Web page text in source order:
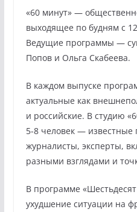
«60 минут» —
выходящее по будням с
Ведущие программы —
Попов и Ольга Скабеева.
В каждом выпуске
актуальные как
и российские. В студию
5-8 человек — известные
журналисты, эксперты,
разными взглядами и
В программе
ухудшение ситуации на